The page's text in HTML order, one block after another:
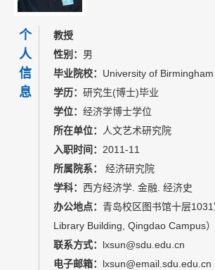
招生信息
学生信息
我的相册
教师博客
个
人
信
息
教授
性别： 男
毕业院校： University of
学历： 研究生(博士)毕业
学位： 经济学博士学位
所在单位：
人文艺术研究院
入职时间： 2011-11
所属院系：
经济研究院
学科： 西方经济学. 金融. 经济史
办公地点： 青岛校区图书馆十层1031
Library Building, Qingdao Campus）
联系方式： lxsun@sdu.edu.cn
电子邮箱： lxsun@email.sdu.edu.cn